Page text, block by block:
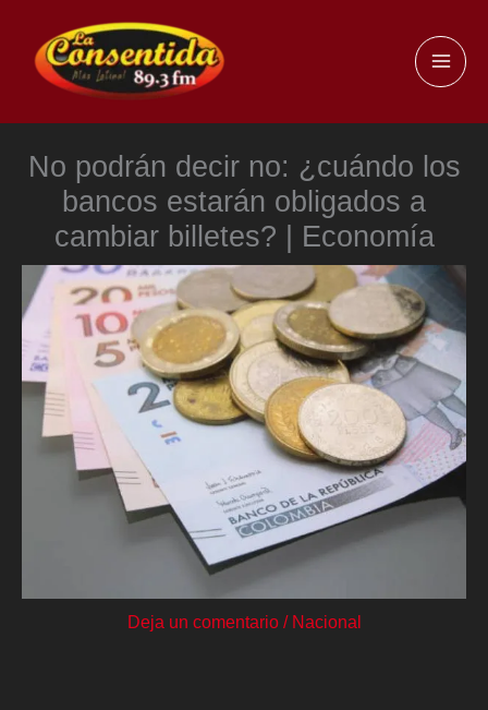
contenido
No podrán decir no: ¿cuándo los
bancos estarán obligados a
cambiar billetes? | Economía
Deja un comentario / Nacional